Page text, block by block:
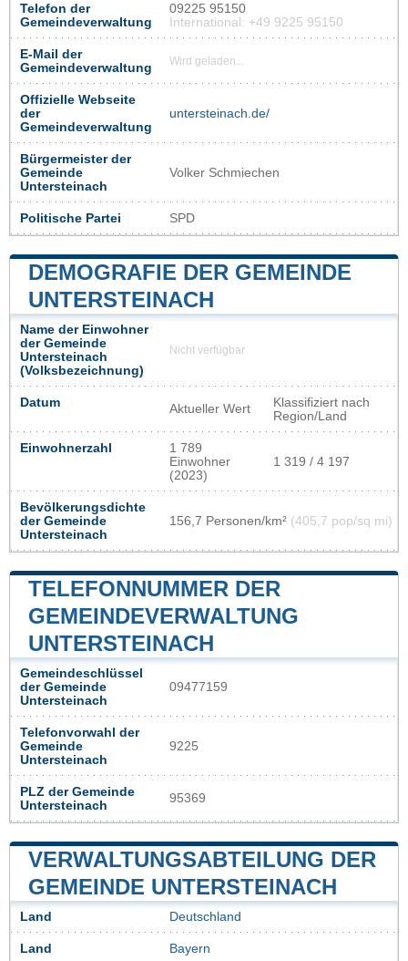
Telefon der
Gemeindeverwaltung
09225 95150
International: +49 9225 95150
E-Mail der
Gemeindeverwaltung
Wird geladen...
Offizielle Webseite
der
Gemeindeverwaltung
untersteinach.de/
Bürgermeister der
Gemeinde
Untersteinach
Volker Schmiechen
Politische Partei SPD
DEMOGRAFIE DER GEMEINDE
UNTERSTEINACH
Name der Einwohner
der Gemeinde
Untersteinach
(Volksbezeichnung)
Nicht verfügbar
Datum Aktueller Wert
Klassifiziert nach
Region/Land
Einwohnerzahl
1 789
Einwohner
(2023)
1 319 / 4 197
Bevölkerungsdichte
der Gemeinde
Untersteinach
156,7 Personen/km² (405,7 pop/sq mi)
TELEFONNUMMER DER
GEMEINDEVERWALTUNG
UNTERSTEINACH
Gemeindeschlüssel
der Gemeinde
Untersteinach
09477159
Telefonvorwahl der
Gemeinde
Untersteinach
9225
PLZ der Gemeinde
Untersteinach
95369
VERWALTUNGSABTEILUNG DER
GEMEINDE UNTERSTEINACH
Land Deutschland
Land Bayern